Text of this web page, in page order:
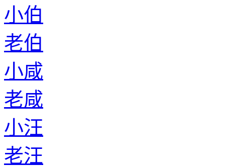
小伯
老伯
小咸
老咸
小汪
老汪